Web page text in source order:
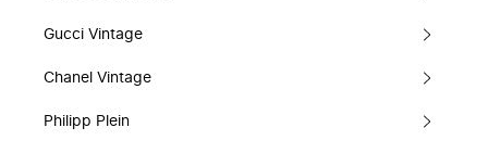
Gucci Vintage
Chanel Vintage
Philipp Plein